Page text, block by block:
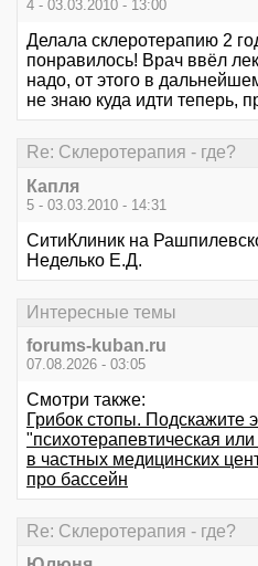
4 - 03.03.2010 - 13:00
Делала склеротерапию 2
понравилось! Врач ввёл
надо, от этого в
не знаю куда идти теперь,
Re: Склеротерапия - где?
Капля
5 - 03.03.2010 - 14:31
СитиКлиник на
Неделько Е.Д.
Интересные темы
forums-kuban.ru
07.08.2026 - 03:05
Смотри также:
Грибок стопы. Подскажите
"психотерапевтическая
в частных медицинских
про бaссeйн
Re: Склеротерапия - где?